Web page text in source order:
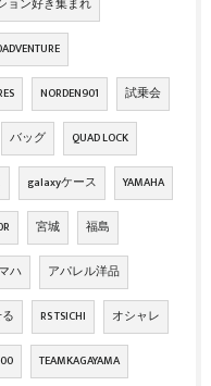
ョン好き集まれ
NORDEN901 試乗会
バッグ QUAD LOCK
galaxyケース YAMAHA
宮城 福島
ハ アパレル洋品
RS TSICHI オシャレ
TEAMKAGAYAMA